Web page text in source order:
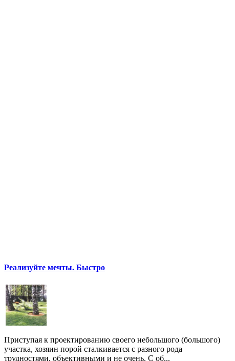
Реализуйте мечты. Быстро
Приступая к проектированию своего небольшого (большого)
участка, хозяин порой сталкивается с разного рода
трудностями, объективными и не очень. С об...